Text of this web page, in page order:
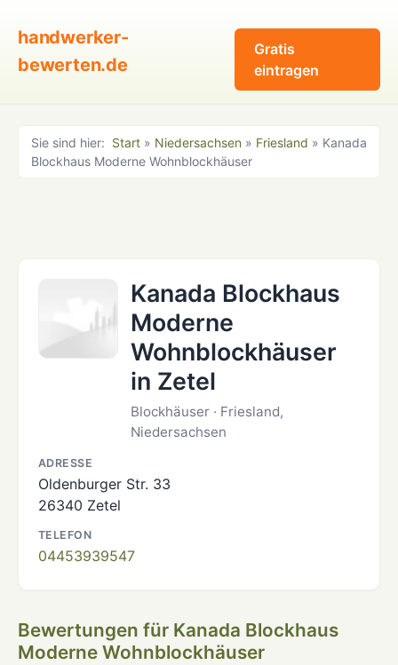
handwerker-
bewerten.de
Gratis
eintragen
Sie sind hier: Start » Niedersachsen » Friesland » Kanada
Blockhaus Moderne Wohnblockhäuser
Kanada Blockhaus
Moderne
Wohnblockhäuser
in Zetel
Blockhäuser · Friesland,
Niedersachsen
ADRESSE
Oldenburger Str. 33
26340 Zetel
TELEFON
04453939547
Bewertungen für Kanada Blockhaus
Moderne Wohnblockhäuser